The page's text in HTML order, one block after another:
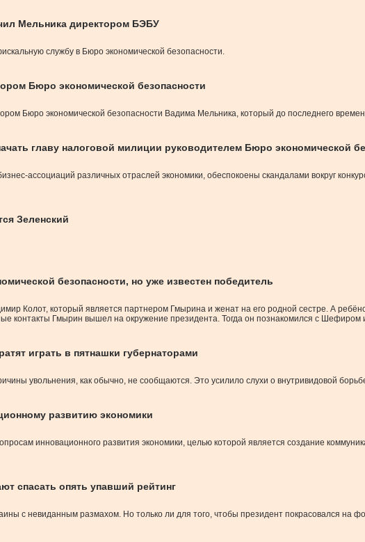
Мельника директором БЭБУ
службу в Бюро экономической безопасности.
Бюро экономической безопасности
Бюро экономической безопасности Вадима Мельника, который до последнего
главу налоговой милиции руководителем Бюро экономической
ассоциаций различных отраслей экономики, обеспокоены скандалами вокруг
Зеленский
безопасности, но уже известен победитель
Колот, который является партнером Гмырина и женат на его родной сестре. А
контакты Гмырин вышел на окружение президента. Тогда он познакомился с
играть в пятнашки губернаторами
увольнения, как обычно, не сообщаются. Это усилило слухи о внутривидовой
развитию экономики
инновационного развития экономики, целью которой является создание
спасать опять упавший рейтинг
с невиданным размахом. Но только ли для того, чтобы президент покрасовался на